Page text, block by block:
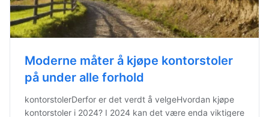
Moderne måter å kjøpe kontorstoler
på under alle forhold
kontorstolerDerfor er det verdt å velgeHvordan kjøpe
kontorstoler i 2024? I 2024 kan det være enda viktigere